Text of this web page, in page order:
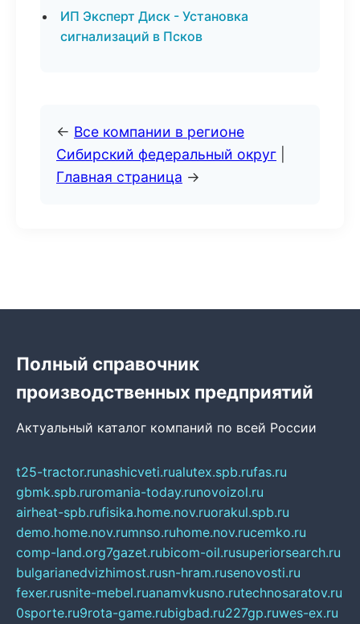
ИП Эксперт Диск - Установка
сигнализаций в Псков
← Все компании в регионе
Сибирский федеральный округ
Главная страница →
Полный справочник
производственных предприятий
Актуальный каталог компаний по всей России
t25-tractor.runashicveti.rualutex.spb.rufas.ru
gbmk.spb.ruromania-today.runovoizol.ru
airheat-spb.rufisika.home.nov.ruorakul.spb.ru
demo.home.nov.rumnso.ruhome.nov.rucemko.ru
comp-land.org7gazet.rubicom-oil.rusuperiorsearch.ru
bulgarianedvizhimost.rusn-hram.rusenovosti.ru
fexer.rusnite-mebel.ruanamvkusno.rutechnosaratov.ru
0sporte.ru9rota-game.rubigbad.ru227gp.ruwes-ex.ru